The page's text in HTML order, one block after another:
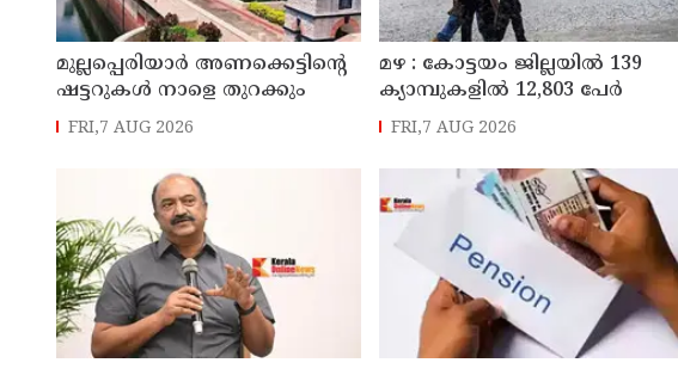
മുല്ലപ്പെരിയാർ അണക്കെട്ടിന്റെ
ഷട്ടറുകൾ നാളെ തുറക്കും
FRI,7 AUG 2026
മഴ : കോട്ടയം ജില്ലയിൽ 139
ക്യാമ്പുകളിൽ 12,803 പേര്‍
FRI,7 AUG 2026